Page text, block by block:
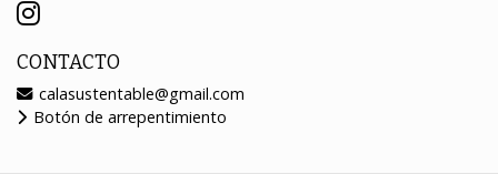
CONTACTO
calasustentable@gmail.com
Botón de arrepentimiento